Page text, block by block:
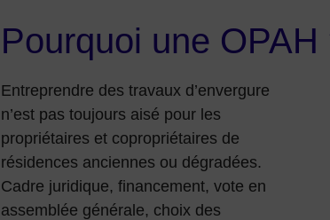
Pourquoi une OPAH
Entreprendre des travaux d’envergure
n’est pas toujours aisé pour les
propriétaires et copropriétaires de
résidences anciennes ou dégradées.
Cadre juridique, financement, vote en
assemblée générale, choix des